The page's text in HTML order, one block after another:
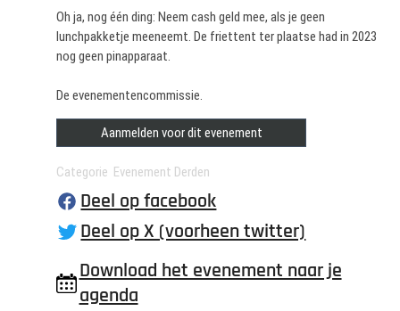
Oh ja, nog één ding: Neem cash geld mee, als je geen
lunchpakketje meeneemt. De friettent ter plaatse had in 2023
nog geen pinapparaat.
De evenementencommissie.
Aanmelden voor dit evenement
Categorie Evenement Derden
Deel op facebook
Deel op X (voorheen twitter)
Download het evenement naar je
agenda